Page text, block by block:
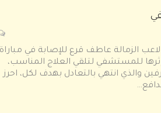
الزمالة عاطف قرع للإصابة في مباراة
للمستشفي لتلقي العلاج المناسب،
والذي انتهي بالتعادل بهدف لكل، احرز